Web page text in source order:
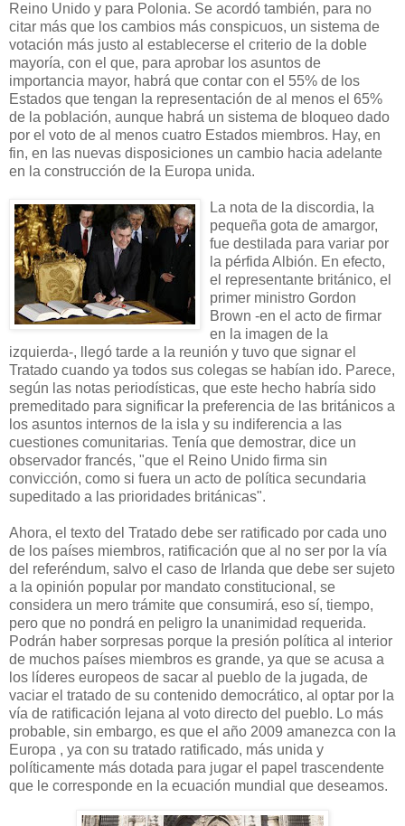
Reino Unido y para Polonia. Se acordó también, para no
citar más que los cambios más conspicuos, un sistema de
votación más justo al establecerse el criterio de la doble
mayoría, con el que, para aprobar los asuntos de
importancia mayor, habrá que contar con el 55% de los
Estados que tengan la representación de al menos el 65%
de la población, aunque habrá un sistema de bloqueo dado
por el voto de al menos cuatro Estados miembros. Hay, en
fin, en las nuevas disposiciones un cambio hacia adelante
en la construcción de la Europa unida.
La nota de la discordia, la
pequeña gota de amargor,
fue destilada para variar por
la pérfida Albión. En efecto,
el representante británico, el
primer ministro Gordon
Brown -en el acto de firmar
en la imagen de la
izquierda-, llegó tarde a la reunión y tuvo que signar el
Tratado cuando ya todos sus colegas se habían ido. Parece,
según las notas periodísticas, que este hecho habría sido
premeditado para significar la preferencia de las británicos a
los asuntos internos de la isla y su indiferencia a las
cuestiones comunitarias. Tenía que demostrar, dice un
observador francés, "que el Reino Unido firma sin
convicción, como si fuera un acto de política secundaria
supeditado a las prioridades británicas".
Ahora, el texto del Tratado debe ser ratificado por cada uno
de los países miembros, ratificación que al no ser por la vía
del referéndum, salvo el caso de Irlanda que debe ser sujeto
a la opinión popular por mandato constitucional, se
considera un mero trámite que consumirá, eso sí, tiempo,
pero que no pondrá en peligro la unanimidad requerida.
Podrán haber sorpresas porque la presión política al interior
de muchos países miembros es grande, ya que se acusa a
los líderes europeos de sacar al pueblo de la jugada, de
vaciar el tratado de su contenido democrático, al optar por la
vía de ratificación lejana al voto directo del pueblo. Lo más
probable, sin embargo, es que el año 2009 amanezca con la
Europa , ya con su tratado ratificado, más unida y
políticamente más dotada para jugar el papel trascendente
que le corresponde en la ecuación mundial que deseamos.